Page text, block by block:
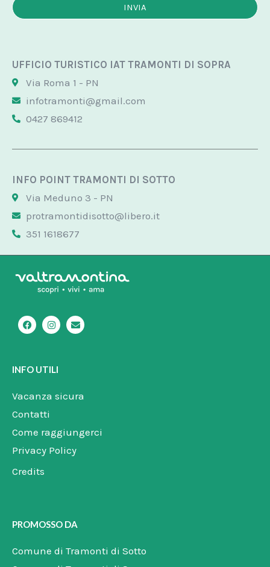
INVIA
UFFICIO TURISTICO IAT TRAMONTI DI SOPRA
Via Roma 1 - PN
infotramonti@gmail.com
0427 869412
INFO POINT TRAMONTI DI SOTTO
Via Meduno 3 - PN
protramontidisotto@libero.it
351 1618677
F
a
c
o
o
I
n
s
g
r
E
n
v
INFO UTILI
Vacanza sicura
Contatti
Come raggiungerci
Privacy Policy
Credits
PROMOSSO DA
Comune di Tramonti di Sotto